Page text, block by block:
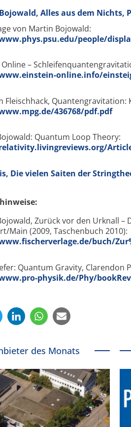
Alles aus dem Nichts,
von Martin Bojowald:
people/
–
online.info/
Fleischhack,
436768/pdf.pdf
Quantum Loop Theory:
Die vielen Saiten der
Zurück vor den Urknall –
Main (2009, Taschenbuch 2010):
buch/
Quantum Gravity, Clarendon
physik.de/Phy/
des Monats